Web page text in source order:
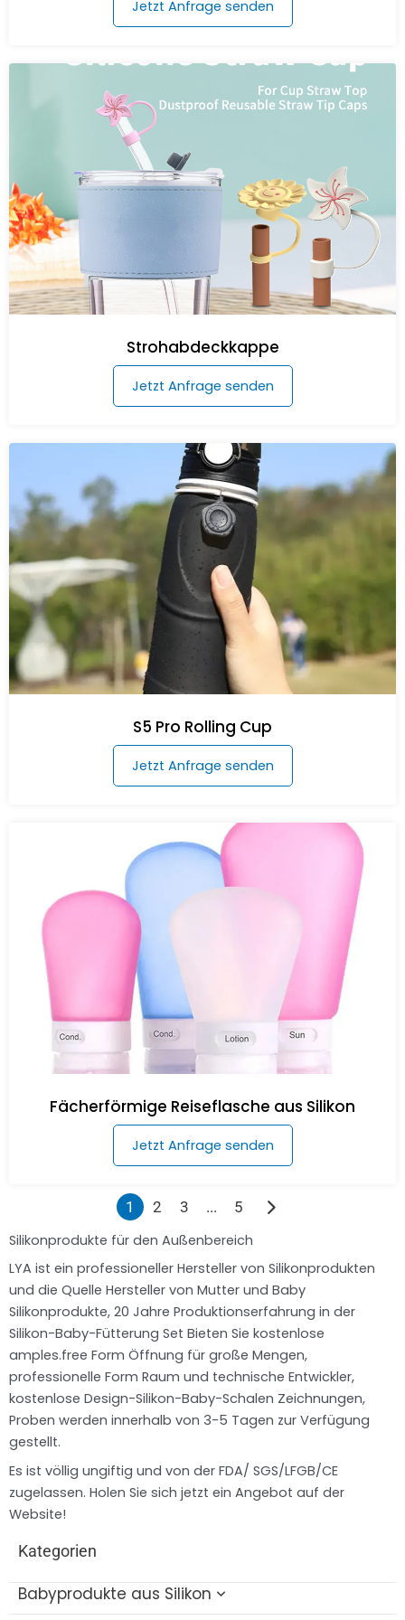
Kategorien
Babyprodukte aus Silikon
Jetzt Anfrage senden
Strohabdeckkappe
Jetzt Anfrage senden
S5 Pro Rolling Cup
Jetzt Anfrage senden
Fächerförmige Reiseflasche aus Silikon
Jetzt Anfrage senden
1 2 3 ...
5
Silikonprodukte für den Außenbereich
LYA ist ein professioneller Hersteller von Silikonprodukten
und die Quelle Hersteller von Mutter und Baby
Silikonprodukte, 20 Jahre Produktionserfahrung in der
Silikon-Baby-Fütterung Set Bieten Sie kostenlose
amples.free Form Öffnung für große Mengen,
professionelle Form Raum und technische Entwickler,
kostenlose Design-Silikon-Baby-Schalen Zeichnungen,
Proben werden innerhalb von 3-5 Tagen zur Verfügung
gestellt.
Es ist völlig ungiftig und von der FDA/ SGS/LFGB/CE
zugelassen. Holen Sie sich jetzt ein Angebot auf der
Website!